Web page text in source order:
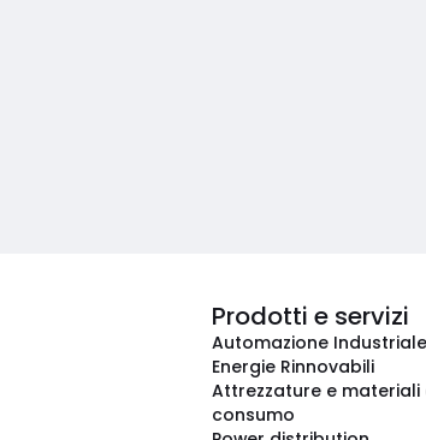
Prodotti e servizi
Automazione Industriale
Energie Rinnovabili
Attrezzature e materiali
consumo